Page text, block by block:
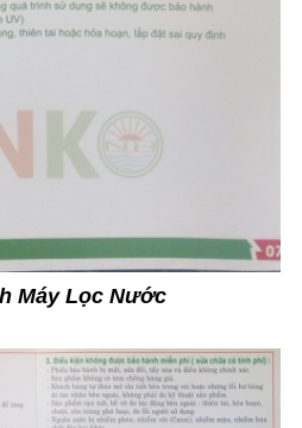
Máy Lọc Nước